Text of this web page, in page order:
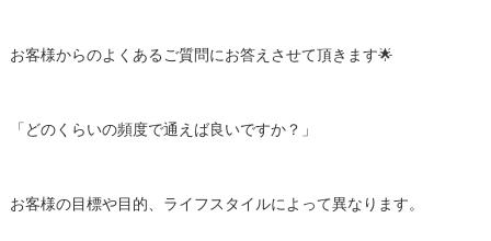
お客様からのよくあるご質問にお答えさせて頂きます🌟
「どのくらいの頻度で通えば良いですか？」
お客様の目標や目的、ライフスタイルによって異なります。